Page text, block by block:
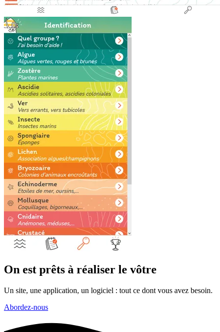
On est prêts à réaliser le vôtre
Un site, une application, un logiciel : tout ce dont vous avez besoin.
Abordez-nous